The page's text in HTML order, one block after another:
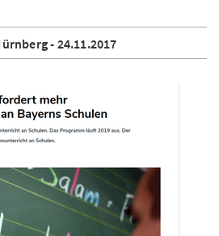
- 24.11.2017